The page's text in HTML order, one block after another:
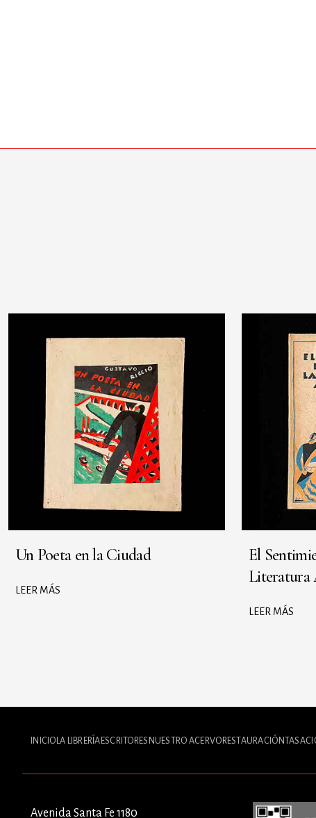
Un Poeta en la Ciudad
LEER MÁS
El
Literatura
LEER MÁS
INICIO LA LIBRERÍA ESCRITORES NUESTRO ACERVO RESTAURACIÓN
Avenida Santa Fe 1180